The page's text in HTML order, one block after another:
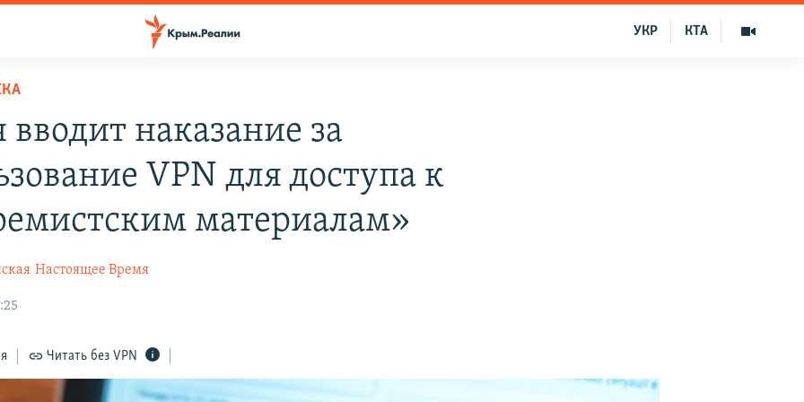
КТА
УКР
вводит наказание за
VPN для доступа к
материалам»
Настоящее Время
Читать без VPN